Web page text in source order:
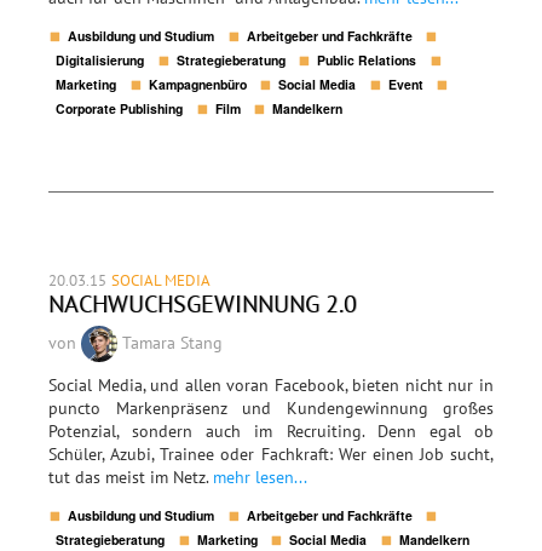
Ausbildung und Studium
Arbeitgeber und Fachkräfte
Digitalisierung
Strategieberatung
Public Relations
Marketing
Kampagnenbüro Social Media
Event
Corporate Publishing
Film Mandelkern
20.03.15 SOCIAL MEDIA
NACHWUCHSGEWINNUNG 2.0
von
Tamara Stang
Social Media, und allen voran Facebook, bieten nicht nur in
puncto Markenpräsenz und Kundengewinnung großes
Potenzial, sondern auch im Recruiting. Denn egal ob
Schüler, Azubi, Trainee oder Fachkraft: Wer einen Job sucht,
tut das meist im Netz. mehr lesen...
Ausbildung und Studium
Arbeitgeber und Fachkräfte
Strategieberatung
Marketing Social Media Mandelkern